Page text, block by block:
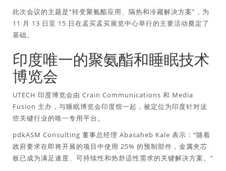
此次会议的主题是“转变聚氨酯应用、隔热和冷藏解决方案”，为
11 月 13 日至 15 日在孟买孟买展览中心举行的主要活动奠定了
基础。
印度唯一的聚氨酯和睡眠技术
博览会
UTECH 印度博览会由 Crain Communications 和 Media
Fusion 主办，与睡眠博览会印度馆一起，被定位为印度针对这
些关键行业的唯一专用平台。
pdkASM Consulting 董事总经理 Abasaheb Kale 表示：“随着
政府要求在即将开展的项目中使用 25% 的预制部件，金属夹芯
板已成为满足速度、可持续性和热舒适性需求的关键解决方案。”